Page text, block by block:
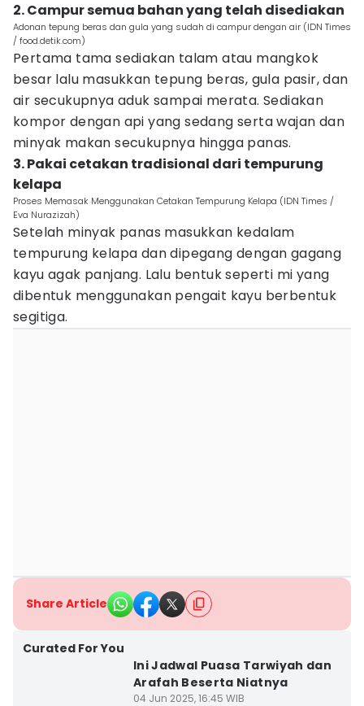
2. Campur semua bahan yang telah disediakan
Adonan tepung beras dan gula yang sudah di campur dengan air (IDN Times
/ food.detik.com)
Pertama tama sediakan talam atau mangkok
besar lalu masukkan tepung beras, gula pasir, dan
air secukupnya aduk sampai merata. Sediakan
kompor dengan api yang sedang serta wajan dan
minyak makan secukupnya hingga panas.
3. Pakai cetakan tradisional dari tempurung
kelapa
Proses Memasak Menggunakan Cetakan Tempurung Kelapa (IDN Times /
Eva Nurazizah)
Setelah minyak panas masukkan kedalam
tempurung kelapa dan dipegang dengan gagang
kayu agak panjang. Lalu bentuk seperti mi yang
dibentuk menggunakan pengait kayu berbentuk
segitiga.
Share Article
Curated For You
Ini Jadwal Puasa Tarwiyah dan
Arafah Beserta Niatnya
04 Jun 2025, 16:45 WIB